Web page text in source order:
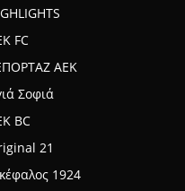
FC
ΑΕΚ
Σοφιά
BC
21
1924